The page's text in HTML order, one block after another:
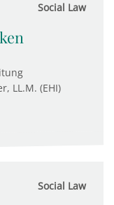
Social Law
LL.M. (EHI)
Social Law